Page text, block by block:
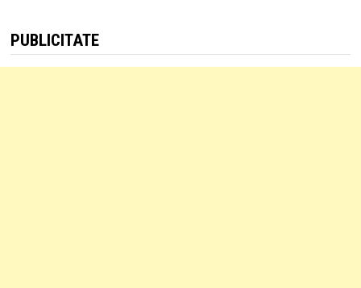
PUBLICITATE